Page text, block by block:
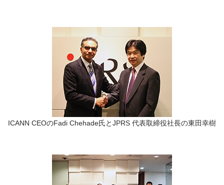
ICANN CEOのFadi Chehade氏とJPRS 代表取締役社長の東田幸樹